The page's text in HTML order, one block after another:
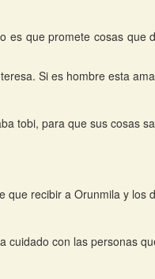
es que promete cosas que
Si es hombre esta
tobi, para que sus cosas
que recibir a Orunmila y los
cuidado con las personas